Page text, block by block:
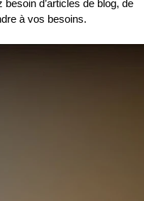
d’articles de blog, de
à vos besoins.